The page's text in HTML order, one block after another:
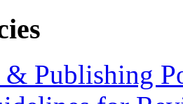
Publishing